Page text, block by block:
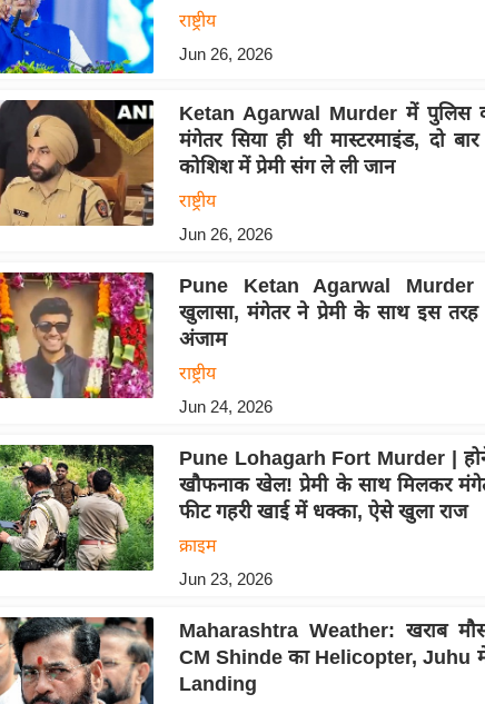
राष्ट्रीय
Jun 26, 2026
Ketan Agarwal Murder में पुलिस
मंगेतर सिया ही थी मास्टरमाइंड, दो
कोशिश में प्रेमी संग ले ली जान
राष्ट्रीय
Jun 26, 2026
Pune Ketan Agarwal
खुलासा, मंगेतर ने प्रेमी के साथ इस तरह
अंजाम
राष्ट्रीय
Jun 24, 2026
Pune Lohagarh Fort Murder |
खौफनाक खेल! प्रेमी के साथ मिलकर
फीट गहरी खाई में धक्का, ऐसे खुला राज
क्राइम
Jun 23, 2026
Maharashtra Weather: खराब
CM Shinde का Helicopter, Juhu
Landing